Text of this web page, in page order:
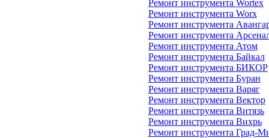
Ремонт инструмента Wortex
Ремонт инструмента Worx
Ремонт инструмента
Ремонт инструмента
Ремонт инструмента Атом
Ремонт инструмента Байкал
Ремонт инструмента БИКОР
Ремонт инструмента Буран
Ремонт инструмента Варяг
Ремонт инструмента Вектор
Ремонт инструмента Витязь
Ремонт инструмента Вихрь
Ремонт инструмента Град-